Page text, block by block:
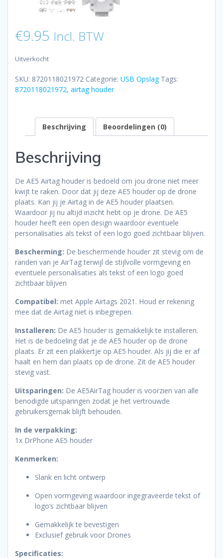
€9.95 Incl. BTW
Uitverkocht
SKU: 8720118021972 Categorie: USB Opslag Tags:
8720118021972, airtag houder
Beschrijving Beoordelingen (0)
Beschrijving
De AE5 Airtag houder is bedoeld om jou drone niet meer
kwijt te raken. Door dat jij deze AE5 houder op de drone
plaats. Kan jij je Airtag in de AE5 houder plaatsen.
Waardoor jij nu altijd inzicht hebt op je drone. De AE5
houder heeft een open design waardoor eventuele
personalisaties als tekst of een logo goed zichtbaar blijven.
Bescherming: De beschermende houder zit stevig om de
randen van je AirTag terwijl de stijlvolle vormgeving en
eventuele personalisaties als tekst of een logo goed
zichtbaar blijven
Compatibel: met Apple Airtags 2021. Houd er rekening
mee dat de Airtag niet is inbegrepen.
Installeren: De AE5 houder is gemakkelijk te installeren.
Het is de bedoeling dat je de AE5 houder op de drone
plaats. Er zit een plakkertje op AE5 houder. Als jij die er af
haalt en hem dan plaats op de drone. Zit de AE5 houder
stevig vast.
Uitsparingen: De AE5AirTag houder is voorzien van alle
benodigde uitsparingen zodat je het vertrouwde
gebruikersgemak blijft behouden.
In de verpakking:
1x DrPhone AE5 houder
Kenmerken:
Slank en licht ontwerp
Open vormgeving waardoor ingegraveerde tekst of
logo’s zichtbaar blijven
Gemakkelijk te bevestigen
Exclusief gebruik voor Drones
Specificaties: